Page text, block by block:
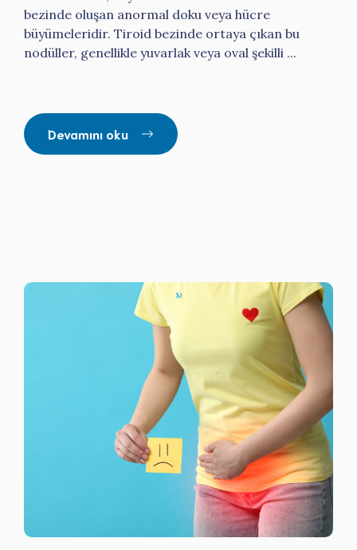
bezinde oluşan anormal doku veya hücre
büyümeleridir. Tiroid bezinde ortaya çıkan bu
nodüller, genellikle yuvarlak veya oval şekilli ...
Devamını oku